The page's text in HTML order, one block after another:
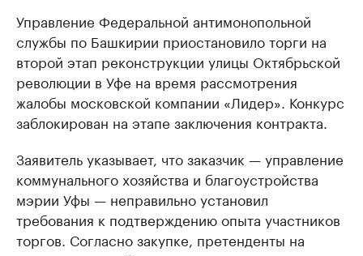
Управление Федеральной антимонопольной
службы по Башкирии приостановило торги на
второй этап реконструкции улицы Октябрьской
революции в Уфе на время рассмотрения
жалобы московской компании «Лидер». Конкурс
заблокирован на этапе заключения контракта.
Заявитель указывает, что заказчик — управление
коммунального хозяйства и благоустройства
мэрии Уфы — неправильно установил
требования к подтверждению опыта участников
торгов. Согласно закупке, претенденты на